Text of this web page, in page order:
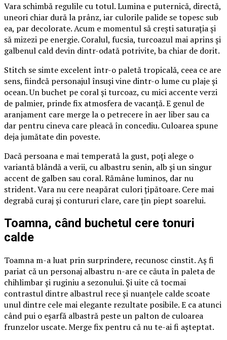
Vara schimbă regulile cu totul. Lumina e puternică, directă,
uneori chiar dură la prânz, iar culorile palide se topesc sub
ea, par decolorate. Acum e momentul să crești saturația și
să mizezi pe energie. Coralul, fucsia, turcoazul mai aprins și
galbenul cald devin dintr-odată potrivite, ba chiar de dorit.
Stitch se simte excelent într-o paletă tropicală, ceea ce are
sens, fiindcă personajul însuși vine dintr-o lume cu plaje și
ocean. Un buchet pe coral și turcoaz, cu mici accente verzi
de palmier, prinde fix atmosfera de vacanță. E genul de
aranjament care merge la o petrecere în aer liber sau ca
dar pentru cineva care pleacă în concediu. Culoarea spune
deja jumătate din poveste.
Dacă persoana e mai temperată la gust, poți alege o
variantă blândă a verii, cu albastru senin, alb și un singur
accent de galben sau coral. Rămâne luminos, dar nu
strident. Vara nu cere neapărat culori țipătoare. Cere mai
degrabă curaj și contururi clare, care țin piept soarelui.
Toamna, când buchetul cere tonuri
calde
Toamna m-a luat prin surprindere, recunosc cinstit. Aș fi
pariat că un personaj albastru n-are ce căuta în paleta de
chihlimbar și ruginiu a sezonului. Și uite că tocmai
contrastul dintre albastrul rece și nuanțele calde scoate
unul dintre cele mai elegante rezultate posibile. E ca atunci
când pui o eșarfă albastră peste un palton de culoarea
frunzelor uscate. Merge fix pentru că nu te-ai fi așteptat.